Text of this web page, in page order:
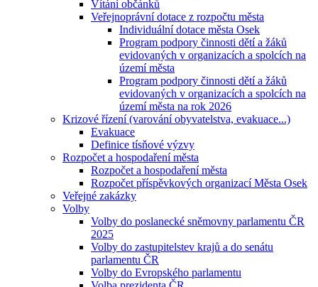
Vítání občánků
Veřejnoprávní dotace z rozpočtu města
Individuální dotace města Osek
Program podpory činnosti dětí a žáků
evidovaných v organizacích a spolcích na
území města
Program podpory činnosti dětí a žáků
evidovaných v organizacích a spolcích na
území města na rok 2026
Krizové řízení (varování obyvatelstva, evakuace...)
Evakuace
Definice tísňové výzvy
Rozpočet a hospodaření města
Rozpočet a hospodaření města
Rozpočet příspěvkových organizací Města Osek
Veřejné zakázky
Volby
Volby do poslanecké sněmovny parlamentu ČR
2025
Volby do zastupitelstev krajů a do senátu
parlamentu ČR
Volby do Evropského parlamentu